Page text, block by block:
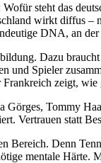
steht das
wirkt diffus –
DNA, an
Dazu
und Spieler
zeigt,
Tommy
Vertrauen statt
Bereich. Denn
mentale Härte.